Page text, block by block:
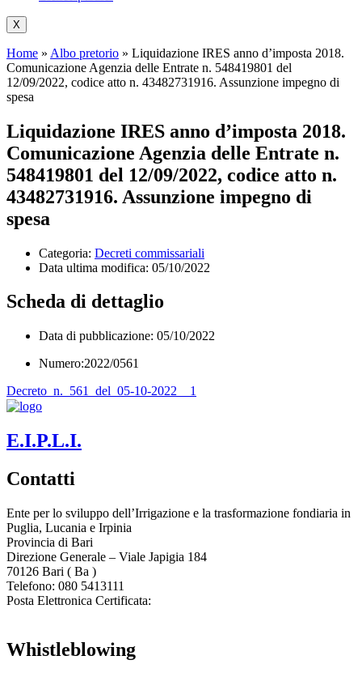
X
Home » Albo pretorio » Liquidazione IRES anno d’imposta 2018.
Comunicazione Agenzia delle Entrate n. 548419801 del
12/09/2022, codice atto n. 43482731916. Assunzione impegno di
spesa
Liquidazione IRES anno d’imposta 2018.
Comunicazione Agenzia delle Entrate n.
548419801 del 12/09/2022, codice atto n.
43482731916. Assunzione impegno di
spesa
Categoria: Decreti commissariali
Data ultima modifica: 05/10/2022
Scheda di dettaglio
Data di pubblicazione: 05/10/2022
Numero:2022/0561
Decreto_n._561_del_05-10-2022__1
E.I.P.L.I.
Contatti
Ente per lo sviluppo dell’Irrigazione e la trasformazione fondiaria in
Puglia, Lucania e Irpinia
Provincia di Bari
Direzione Generale – Viale Japigia 184
70126 Bari ( Ba )
Telefono: 080 5413111
Posta Elettronica Certificata:
Whistleblowing